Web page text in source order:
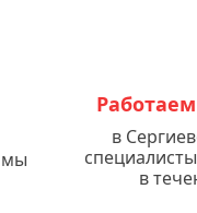
мы
в
в